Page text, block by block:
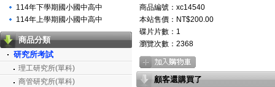
114年下學期國小國中高中
114年上學期國小國中高中
商品分類
研究所考試
理工研究所(單科)
商管研究所(單科)
商品編號：xc14540
本站售價：NT$200.00
碟片片數：1
瀏覽次數： 2368
顧客還購買了